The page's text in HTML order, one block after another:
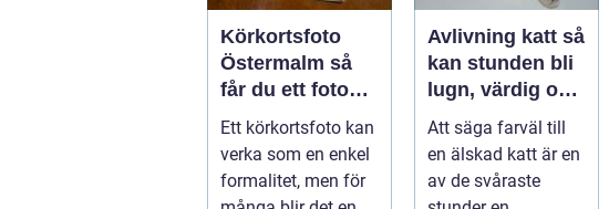
Körkortsfoto
Östermalm så
får du ett foto
som alltid blir
godkänt
Ett körkortsfoto kan
verka som en enkel
formalitet, men för
Avlivning katt så
kan stunden bli
lugn, värdig och
trygg
Att säga farväl till
en älskad katt är en
av de svåraste